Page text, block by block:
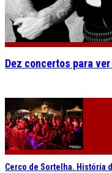
Dez concertos para
Cerco de Sortelha. História